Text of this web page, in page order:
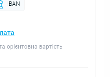
IBAN
орієнтовна вартість